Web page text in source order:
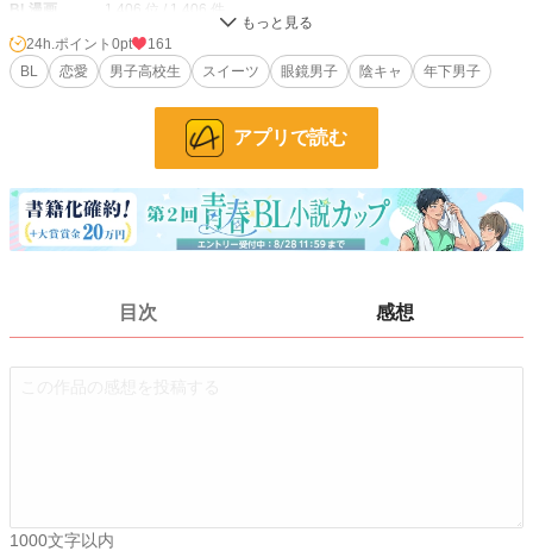
BL漫画 1,406 位 / 1,406 件
BL 1,080 位 / 1,080 件
お気に入り 14
更新日時 2024.11.20 13:37
0 pt (1,406 位)
月間ポイント 21 pt (897 位)
24h.ポイント 0pt
161
BL
恋愛 男子高校生 スイーツ 眼鏡男子 陰キャ 年下男子
アプリで読む
目次 感想
1000文字以内